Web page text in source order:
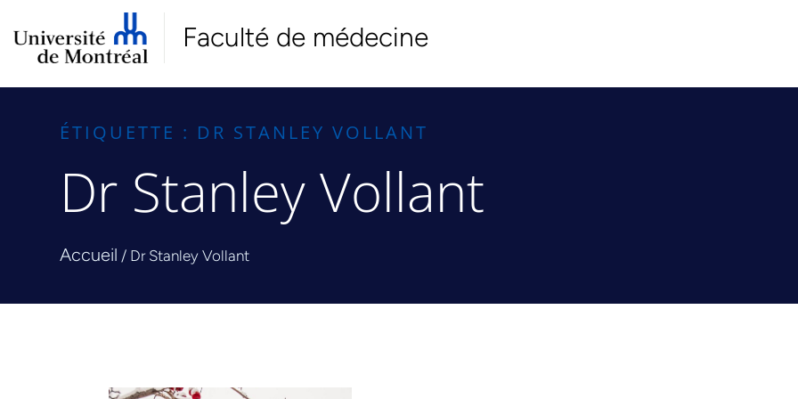
Faculté de médecine
ÉTIQUETTE : DR STANLEY VOLLANT
Dr Stanley Vollant
Accueil / Dr Stanley Vollant